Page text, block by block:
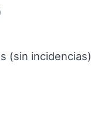
(sin incidencias)